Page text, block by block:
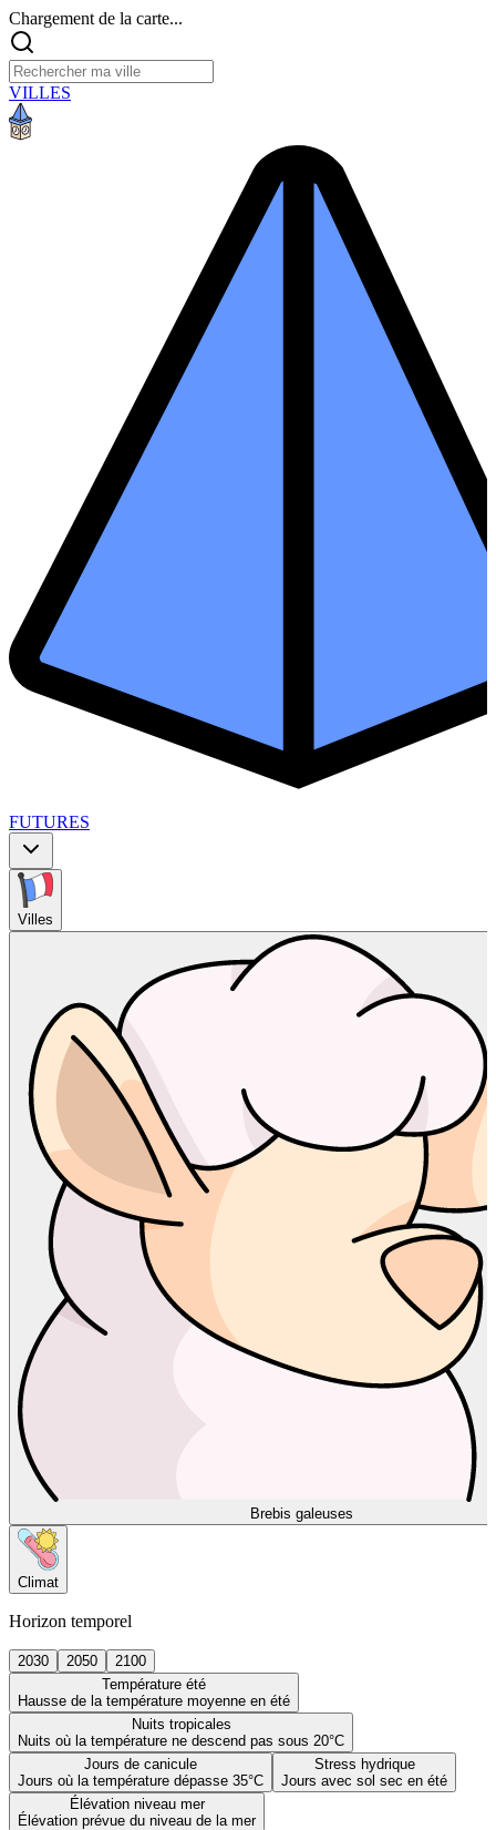
Chargement de la carte...
VILLES
FUTURES
Villes
Brebis galeuses
Climat
Horizon temporel
2030 2050
2100
Température été
Hausse de la température moyenne en été
Nuits tropicales
Nuits où la température ne descend pas sous 20°C
Jours de canicule
Jours où la température dépasse 35°C
Stress hydrique
Jours avec sol sec en été
Élévation niveau mer
Élévation prévue du niveau de la mer